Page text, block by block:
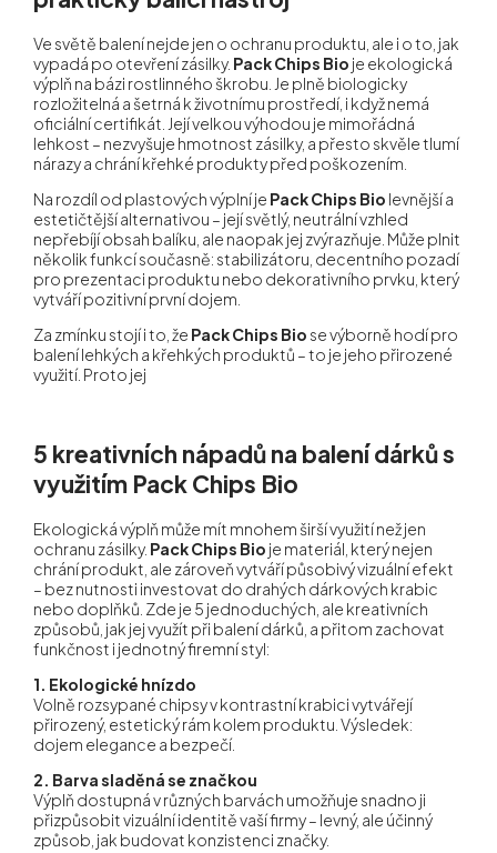
Ve světě balení nejde jen o ochranu produktu, ale i o to, jak
vypadá po otevření zásilky. Pack Chips Bio je ekologická
výplň na bázi rostlinného škrobu. Je plně biologicky
rozložitelná a šetrná k životnímu prostředí, i když nemá
oficiální certifikát. Její velkou výhodou je mimořádná
lehkost – nezvyšuje hmotnost zásilky, a přesto skvěle tlumí
nárazy a chrání křehké produkty před poškozením.
Na rozdíl od plastových výplní je Pack Chips Bio levnější a
estetičtější alternativou – její světlý, neutrální vzhled
nepřebíjí obsah balíku, ale naopak jej zvýrazňuje. Může plnit
několik funkcí současně: stabilizátoru, decentního pozadí
pro prezentaci produktu nebo dekorativního prvku, který
vytváří pozitivní první dojem.
Za zmínku stojí i to, že Pack Chips Bio se výborně hodí pro
balení lehkých a křehkých produktů – to je jeho přirozené
využití. Proto jej
5 kreativních nápadů na balení dárků s
využitím Pack Chips Bio
Ekologická výplň může mít mnohem širší využití než jen
ochranu zásilky. Pack Chips Bio je materiál, který nejen
chrání produkt, ale zároveň vytváří působivý vizuální efekt
– bez nutnosti investovat do drahých dárkových krabic
nebo doplňků. Zde je 5 jednoduchých, ale kreativních
způsobů, jak jej využít při balení dárků, a přitom zachovat
funkčnost i jednotný firemní styl:
1. Ekologické hnízdo
Volně rozsypané chipsy v kontrastní krabici vytvářejí
přirozený, estetický rám kolem produktu. Výsledek:
dojem elegance a bezpečí.
2. Barva sladěná se značkou
Výplň dostupná v různých barvách umožňuje snadno ji
přizpůsobit vizuální identitě vaší firmy – levný, ale účinný
způsob, jak budovat konzistenci značky.